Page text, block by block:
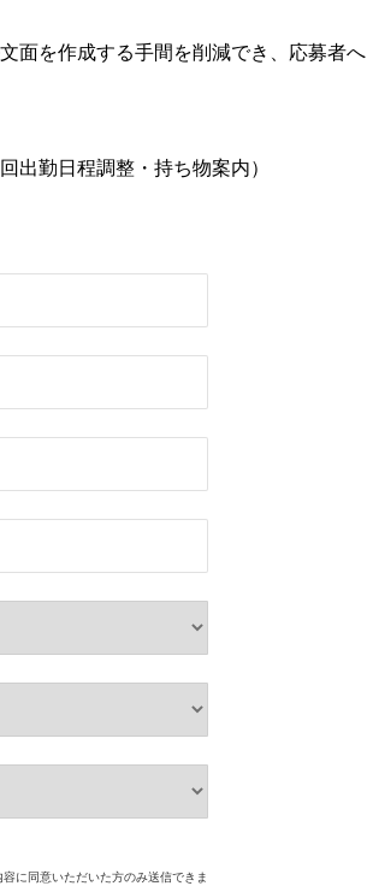
面を作成する手間を削減でき、応募者へ
勤日程調整・持ち物案内）
に同意いただいた方のみ送信できま